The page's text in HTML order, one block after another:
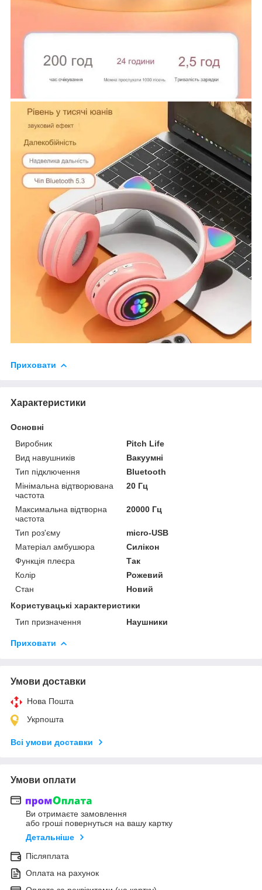
Приховати
Характеристики
Основні
Виробник
Pitch Life
Вид навушників
Вакуумні
Тип підключення
Bluetooth
Мінімальна відтворювана
частота
20 Гц
Максимальна відтворна
частота
20000 Гц
Тип роз'єму
micro-USB
Матеріал амбушюра
Силікон
Функція плеєра
Так
Колір
Рожевий
Стан
Новий
Користувацькі характеристики
Тип призначення
Наушники
Приховати
Умови доставки
Нова Пошта
Укрпошта
Всі умови доставки
Умови оплати
Ви отримаєте замовлення
або гроші повернуться на вашу картку
Детальніше
Післяплата
Оплата на рахунок